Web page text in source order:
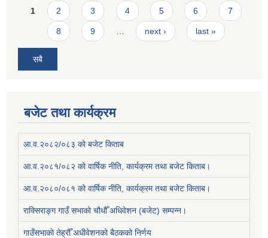
Pages
1 2 3 4 5 6 7
8 9 next › last »
सबै
बजेट तथा कार्यक्रम
आ.व.२०८२/०८३ को बजेट किताब
आ.व.२०८१/०८२ को वार्षिक नीति, कार्यक्रम तथा बजेट किताब।
आ.व.२०८०/०८१ को वार्षिक नीति, कार्यक्रम तथा बजेट किताब।
राक्सिराङ्ग गाउँ सभाको चौधौँ अधिवेशन (बजेट) सम्पन्न।
गाउँसभाको तेह्रौँ अधीवेशनको बैठकको निर्णय